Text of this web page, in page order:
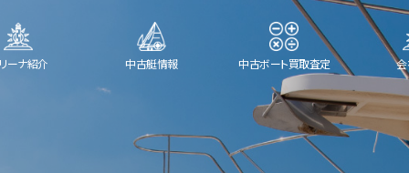
ーナ紹介 中古艇情報 中古ボート買取査定